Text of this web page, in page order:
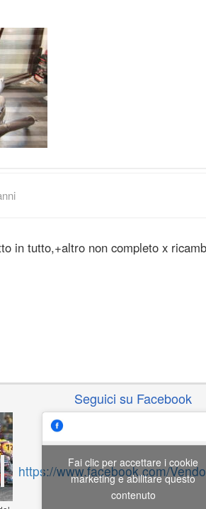
in tutto,+altro non completo x
Seguici su Facebook
https://www.facebook.com/
Fai clic per accettare i cookie
marketing e abilitare questo
contenuto